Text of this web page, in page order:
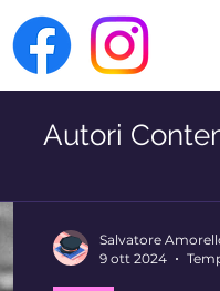
Autori
Interviste
Salvatore
9 ott 2024